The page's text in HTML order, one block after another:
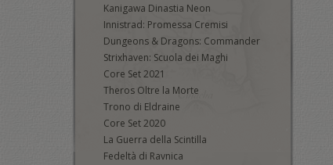
Kanigawa Dinastia Neon
Innistrad: Promessa Cremisi
Dungeons & Dragons: Commander
Strixhaven: Scuola dei Maghi
Core Set 2021
Theros Oltre la Morte
Trono di Eldraine
Core Set 2020
La Guerra della Scintilla
Fedeltà di Ravnica